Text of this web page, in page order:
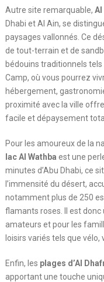
Autre site remarquable, Al
Dhabi et Al Ain, se
paysages vallonnés. Ce
de tout-terrain et de
bédouins traditionnels
Camp, où vous pourrez
hébergement,
proximité avec la ville
facile et dépaysement total.
Pour les amoureux de la
lac Al Wathba est une
minutes d’Abu Dhabi, ce
l’immensité du désert,
notamment plus de 250
flamants roses. Il est
amateurs et pour les
loisirs variés tels que
Enfin, les plages d’Al
apportant une touche